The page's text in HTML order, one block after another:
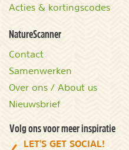
Acties & kortingscodes
NatureScanner
Contact
Samenwerken
Over ons / About us
Nieuwsbrief
Volg ons voor meer inspiratie
LET'S GET SOCIAL!